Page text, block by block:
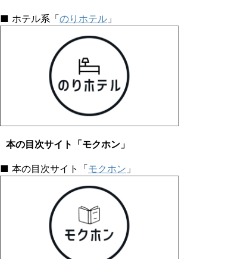
■ ホテル系「のりホテル 」
本の目次サイト「モクホン」
■ 本の目次サイト「モクホン 」